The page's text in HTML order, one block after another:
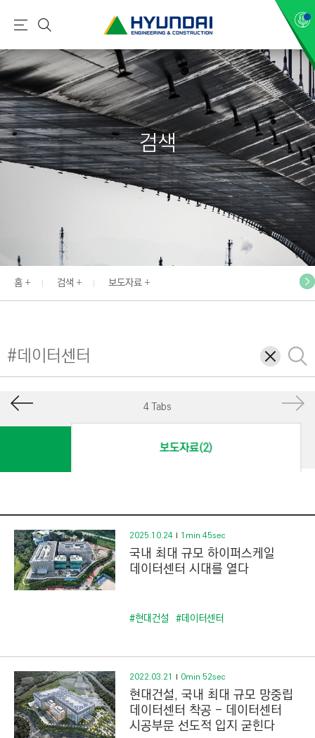
현
건
설
(
H
Y
U
N
E
N
I
O
N
S
T
R
I
O
N
)
메
뉴
검
색
검색
홈 검색 보도자료
삭
제
검
색
4 Tabs
보도자료(2)
2025.10.24 1min 45sec
국내 최대 규모 하이퍼스케일
데이터센터 시대를 열다
#현대건설 #데이터센터
2022.03.21 0min 52sec
현대건설, 국내 최대 규모 망중립
데이터센터 착공 - 데이터센터
시공부문 선도적 입지 굳힌다